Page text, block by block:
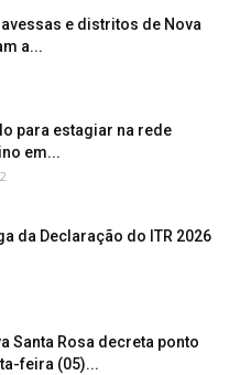
e distritos de Nova
a...
para estagiar na rede
em...
da Declaração do ITR 2026
Santa Rosa decreta ponto
feira (05)...